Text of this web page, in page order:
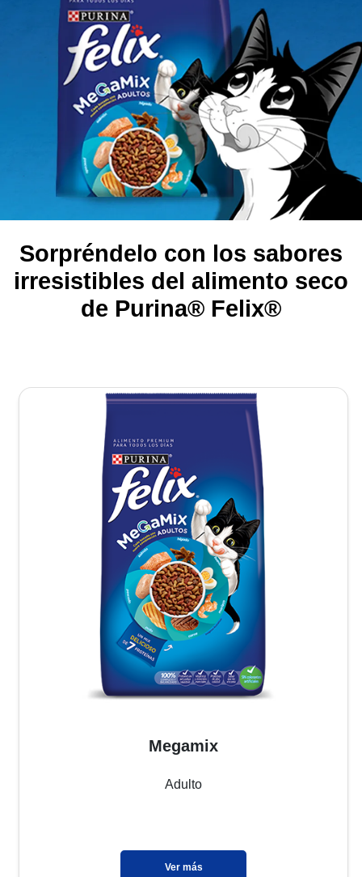
Sorpréndelo con los sabores
irresistibles del alimento seco
de Purina® Felix®
Megamix
Adulto
Ver más